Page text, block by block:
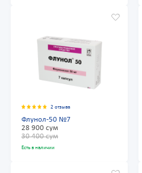
2 отзыва
Флунол-50 №7
28 900 сум
30 400 сум
Есть в наличии